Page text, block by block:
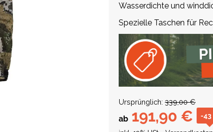
Wasserdichte und
Spezielle Taschen für
Ursprünglich: 339,00 €
ab 191,90 € -43